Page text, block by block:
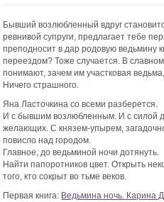
Бывший возлюбленный вдруг
ревнивой супруги, предлагает тебе
преподносит в дар родовую ведьмину
переездом? Тоже случается. В
понимают, зачем им участковая
Ничего страшного.
Яна Ласточкина со всеми разберется.
И с бывшим возлюбленным. И с силой
желающих. С князем-упырем,
повисло над городом.
Главное, до ведьминой ночи дотянуть.
Найти папоротников цвет. Открыть
того, кто сокрыт во тьме веков.
Первая книга: Ведьмина ночь. Карина